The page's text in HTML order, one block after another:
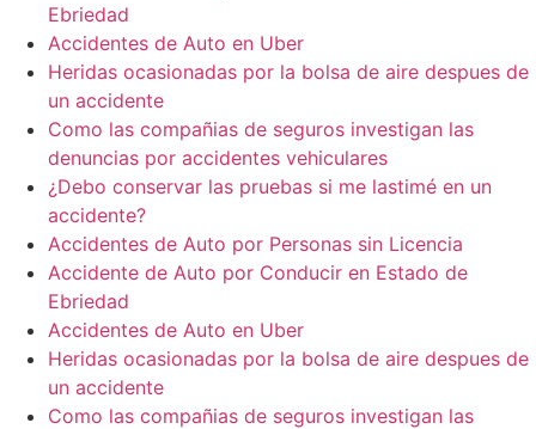
Ebriedad
Accidentes de Auto en Uber
Heridas ocasionadas por la bolsa de aire despues de
un accidente
Como las compañias de seguros investigan las
denuncias por accidentes vehiculares
¿Debo conservar las pruebas si me lastimé en un
accidente?
Accidentes de Auto por Personas sin Licencia
Accidente de Auto por Conducir en Estado de
Ebriedad
Accidentes de Auto en Uber
Heridas ocasionadas por la bolsa de aire despues de
un accidente
Como las compañias de seguros investigan las